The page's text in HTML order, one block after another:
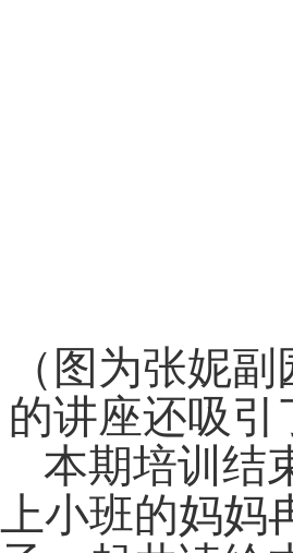
（图为张妮
的讲座还吸
本期培训结
上小班的妈